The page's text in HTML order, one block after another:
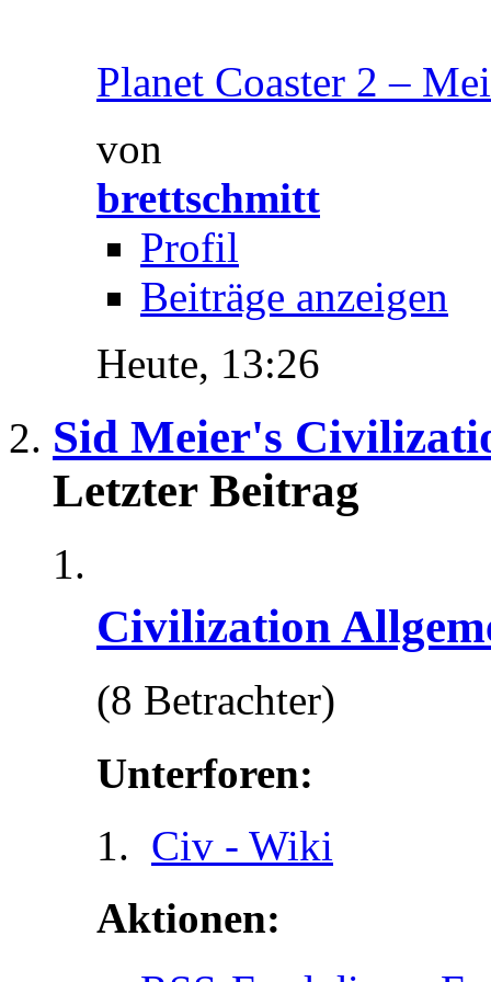
Planet Coaster 2 –
von
brettschmitt
Profil
Beiträge anzeigen
Heute, 13:26
Sid Meier's
Letzter Beitrag
Civilization
(8 Betrachter)
Unterforen:
Civ - Wiki
Aktionen: